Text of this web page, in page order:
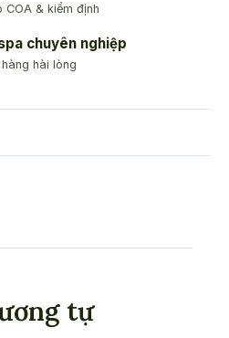
& kiểm định
chuyên nghiệp
hài lòng
tự